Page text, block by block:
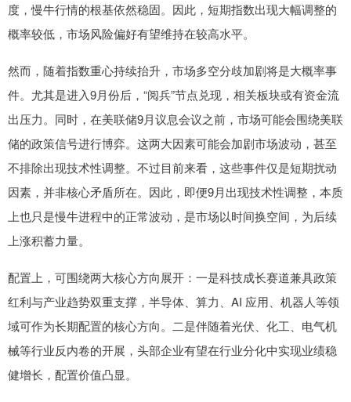
度，慢牛行情的根基依然稳固。因此，短期指数出现大幅调整的
概率较低，市场风险偏好有望维持在较高水平。
然而，随着指数重心持续抬升，市场多空分歧加剧将是大概率事
件。尤其是进入9月份后，“阅兵”节点兑现，相关板块或有资金流
出压力。同时，在美联储9月议息会议之前，市场可能会围绕美联
储的政策信号进行博弈。这两大因素可能会加剧市场波动，甚至
不排除出现技术性调整。不过目前来看，这些事件仅是短期扰动
因素，并非核心矛盾所在。因此，即便9月出现技术性调整，本质
上也只是慢牛进程中的正常波动，是市场以时间换空间，为后续
上涨积蓄力量。
配置上，可围绕两大核心方向展开：一是科技成长赛道兼具政策
红利与产业趋势双重支撑，半导体、算力、AI 应用、机器人等领
域可作为长期配置的核心方向。二是伴随着光伏、化工、电气机
械等行业反内卷的开展，头部企业有望在行业分化中实现业绩稳
健增长，配置价值凸显。